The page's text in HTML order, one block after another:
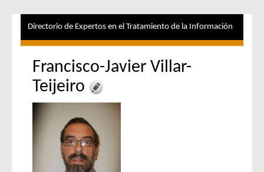
Directorio de Expertos en el Tratamiento de la Información
Francisco-Javier Villar-
Teijeiro